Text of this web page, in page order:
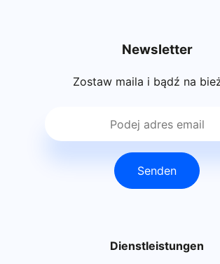
Newsletter
Zostaw maila i bądź na
Senden
Dienstleistungen